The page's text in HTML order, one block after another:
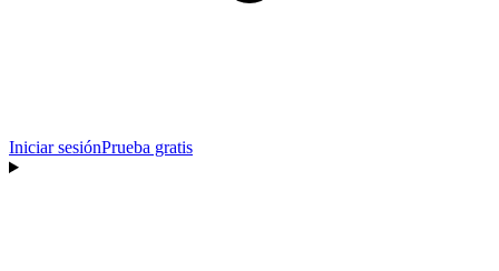
Iniciar sesiónPrueba gratis